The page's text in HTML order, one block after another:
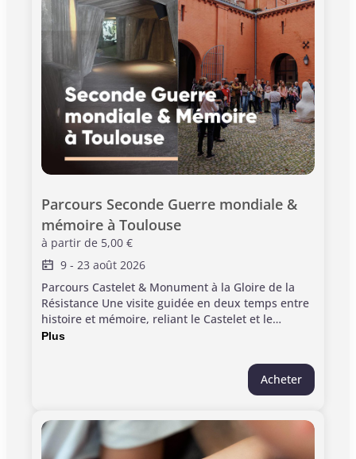
Parcours Seconde Guerre mondiale &
mémoire à Toulouse
à partir de 5,00 €
9 - 23 août 2026
Parcours Castelet & Monument à la Gloire de la
Résistance Une visite guidée en deux temps entre
histoire et mémoire, reliant le Castelet et le
Monument à la Gloire de la Résistance pour
Toulouse, l’Occupation et ses enjeux mémoriels.
Informations pratiques: > Durée: 2h00 > Jauge
limitée à 20 participants > À partir de 12 ans >
l'heure. > Point de rendez-vous départ visite : Le
Castelet > Ce billet inclut l'entrée aux monuments
Plus
Acheter